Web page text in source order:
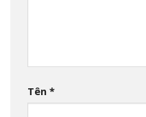
Tên *